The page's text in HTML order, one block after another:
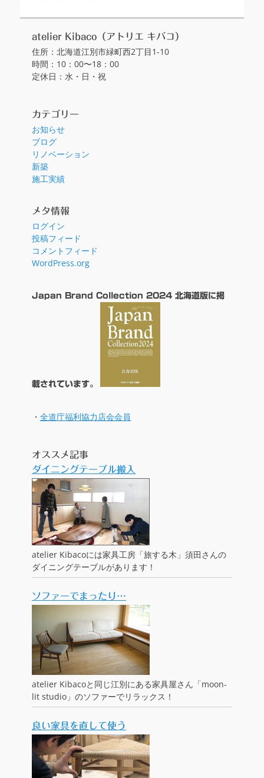
ゲ
ー
シ
投
atelier Kibaco（アトリエ キバコ）
住所：北海道江別市緑町西2丁目1-10
時間：10：00〜18：00
定休日：水・日・祝
カテゴリー
お知らせ
ブログ
リノベーション
新築
施工実績
メタ情報
ログイン
投稿フィード
コメントフィード
WordPress.org
Japan Brand Collection 2024 北海道版に掲
載されています。
・ 全道庁福利協力店会会員
オススメ記事
ダイニングテーブル搬入
atelier Kibacoには家具工房「旅する木」須田さんの
ダイニングテーブルがあります！
ソファーでまったり…
atelier Kibacoと同じ江別にある家具屋さん「moon-
lit studio」のソファーでリラックス！
良い家具を直して使う